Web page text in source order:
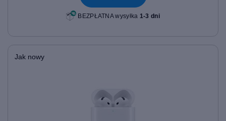
BEZPŁATNA wysyłka 1-3 dni
Jak nowy